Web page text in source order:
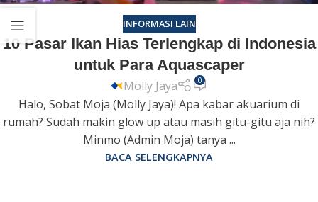
INFORMASI LAIN
10 Pasar Ikan Hias Terlengkap di Indonesia
untuk Para Aquascaper
Molly Jaya 0
Halo, Sobat Moja (Molly Jaya)! Apa kabar akuarium di
rumah? Sudah makin glow up atau masih gitu-gitu aja nih?
Minmo (Admin Moja) tanya ...
BACA SELENGKAPNYA